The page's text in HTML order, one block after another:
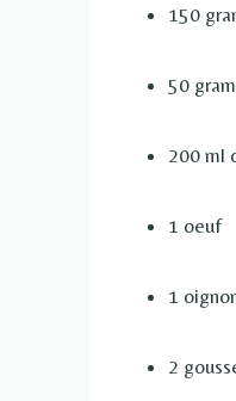
150
50
200 ml
1 oeuf
1
2